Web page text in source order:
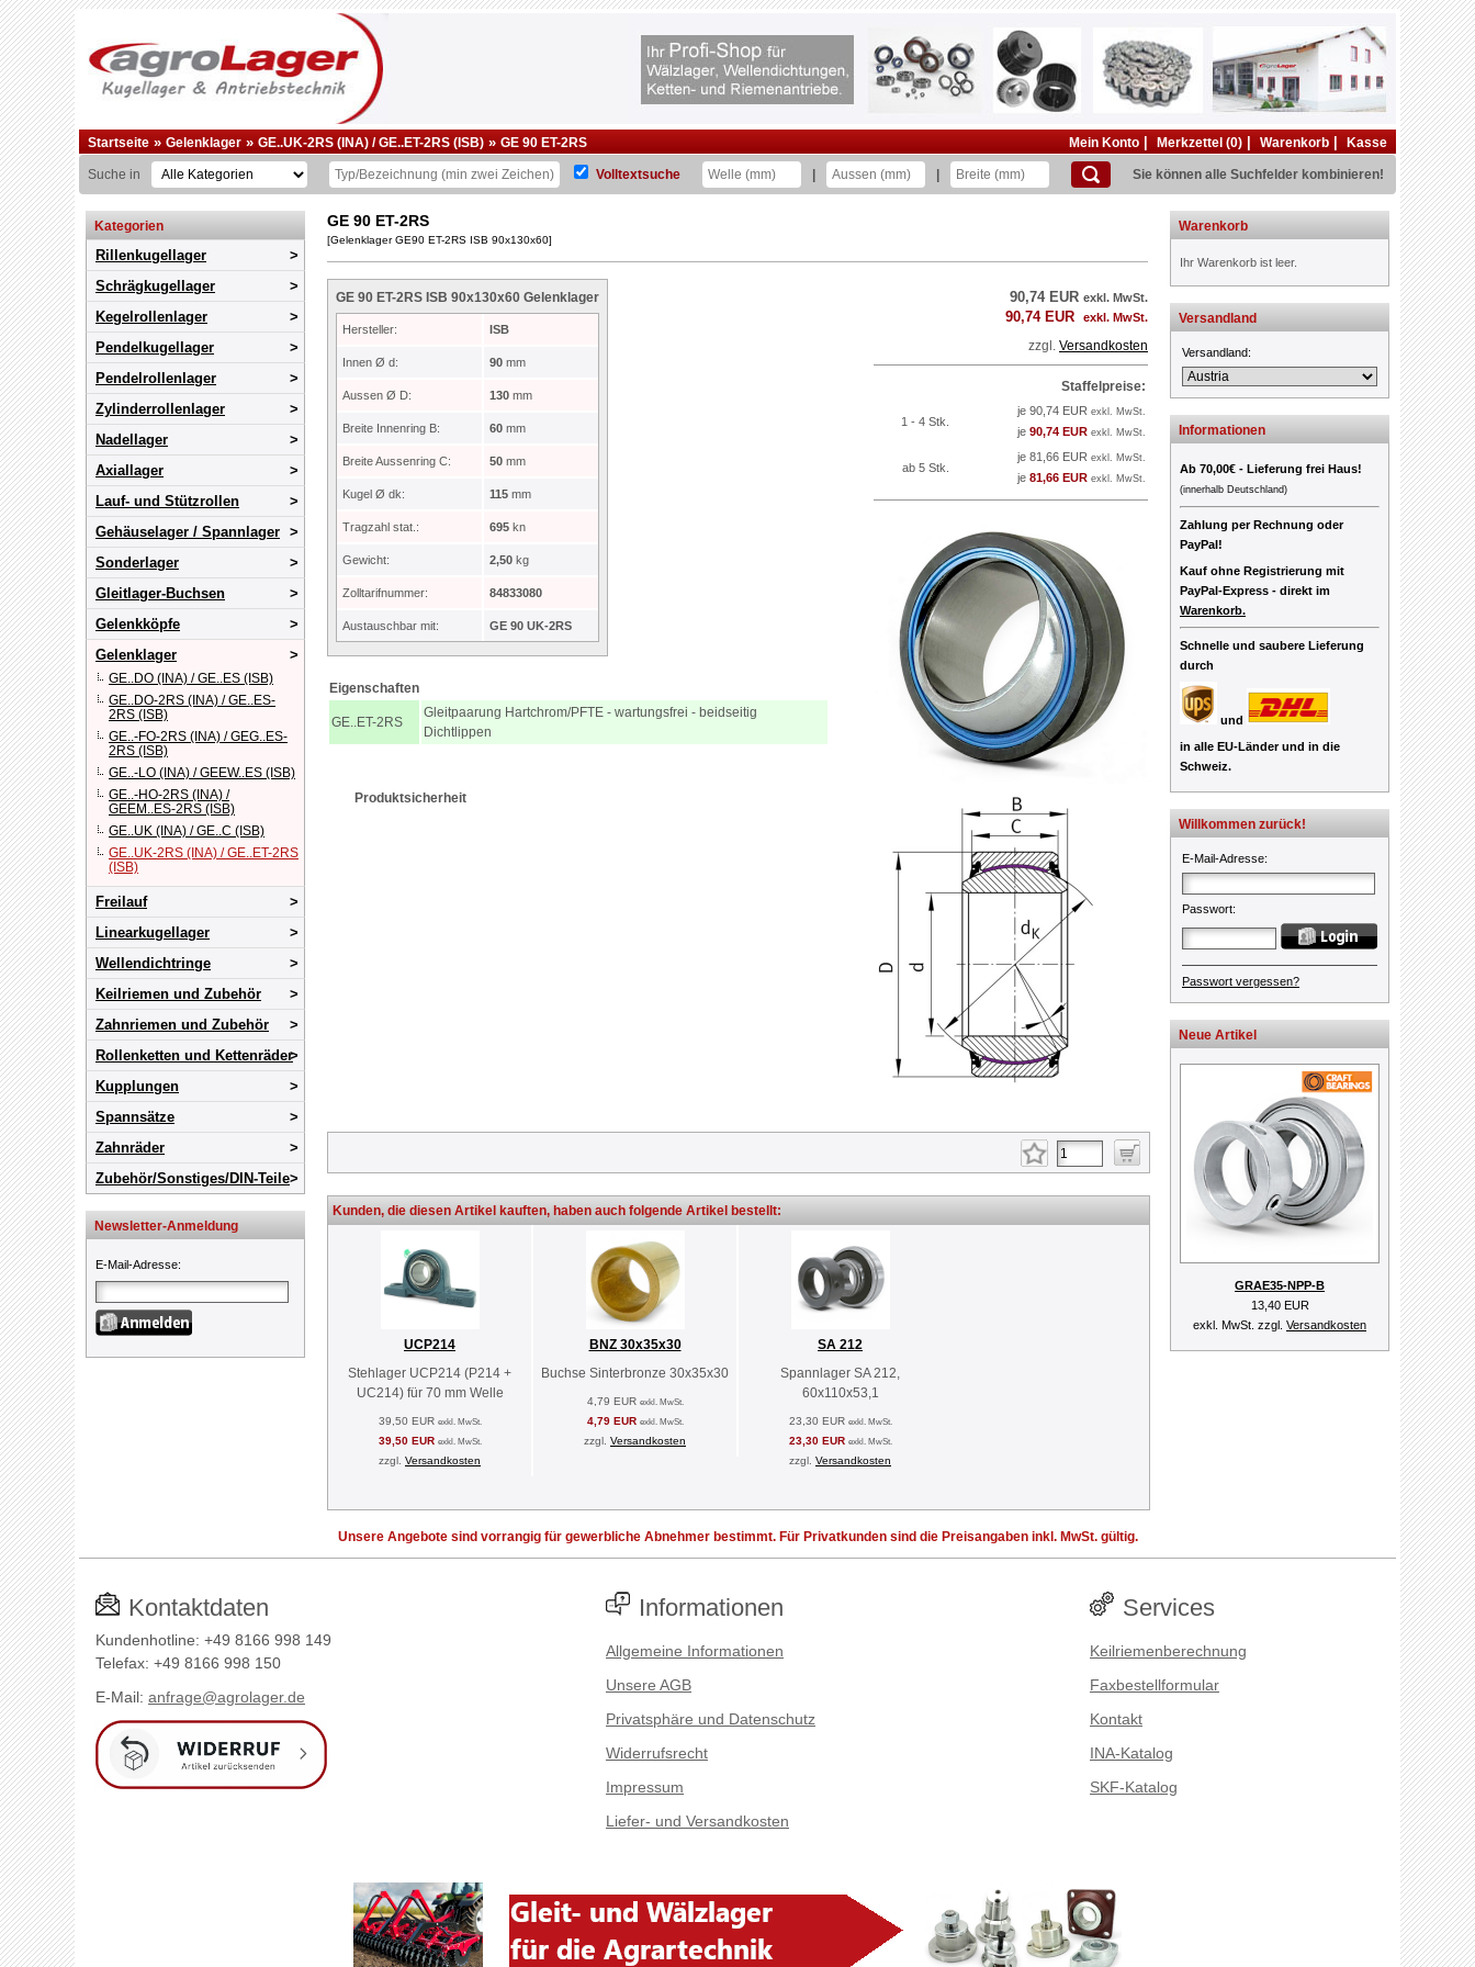
Startseite » Gelenklager » GE..UK-2RS (INA) / GE..ET-2RS (ISB) » GE 90 ET-2RS Mein Konto Merkzettel (0) Warenkorb Kasse
Suche in Volltextsuche Sie können alle Suchfelder kombinieren!
Kategorien
Rillenkugellager
Schrägkugellager
Kegelrollenlager
Pendelkugellager
Pendelrollenlager
Zylinderrollenlager
Nadellager
Axiallager
Lauf- und Stützrollen
Gehäuselager / Spannlager
Sonderlager
Gleitlager-Buchsen
Gelenkköpfe
Gelenklager
GE..DO (INA) / GE..ES (ISB)
GE..DO-2RS (INA) / GE..ES-
2RS (ISB)
GE..-FO-2RS (INA) / GEG..ES-
2RS (ISB)
GE..-LO (INA) / GEEW..ES (ISB)
GE..-HO-2RS (INA) /
GEEM..ES-2RS (ISB)
GE..UK (INA) / GE..C (ISB)
GE..UK-2RS (INA) / GE..ET-2RS
(ISB)
Freilauf
Linearkugellager
Wellendichtringe
Keilriemen und Zubehör
Zahnriemen und Zubehör
Rollenketten und Kettenräder
Kupplungen
Spannsätze
Zahnräder
Zubehör/Sonstiges/DIN-Teile
Newsletter-Anmeldung
E-Mail-Adresse:
GE 90 ET-2RS
[Gelenklager GE90 ET-2RS ISB 90x130x60]
GE 90 ET-2RS ISB 90x130x60 Gelenklager
Hersteller: ISB
Innen Ø d: 90 mm
Aussen Ø D: 130 mm
Breite Innenring B: 60 mm
Breite Aussenring C: 50 mm
Kugel Ø dk: 115 mm
Tragzahl stat.: 695 kn
Gewicht: 2,50 kg
Zolltarifnummer: 84833080
Austauschbar mit: GE 90 UK-2RS
Eigenschaften
GE..ET-2RS
Gleitpaarung Hartchrom/PFTE - wartungsfrei - beidseitig
Dichtlippen
Produktsicherheit
90,74 EUR exkl. MwSt.
90,74 EUR exkl. MwSt.
zzgl. Versandkosten
Staffelpreise:
1 - 4 Stk.
je 90,74 EUR exkl. MwSt.
je 90,74 EUR exkl. MwSt.
ab 5 Stk.
je 81,66 EUR exkl. MwSt.
je 81,66 EUR exkl. MwSt.
Kunden, die diesen Artikel kauften, haben auch folgende Artikel bestellt:
UCP214
Stehlager UCP214 (P214 +
UC214) für 70 mm Welle
39,50 EUR exkl. MwSt.
39,50 EUR exkl. MwSt.
zzgl. Versandkosten
BNZ 30x35x30
Buchse Sinterbronze 30x35x30
4,79 EUR exkl. MwSt.
4,79 EUR exkl. MwSt.
zzgl. Versandkosten
SA 212
Spannlager SA 212,
60x110x53,1
23,30 EUR exkl. MwSt.
23,30 EUR exkl. MwSt.
zzgl. Versandkosten
Warenkorb
Ihr Warenkorb ist leer.
Versandland
Versandland:
Informationen
Ab 70,00€ - Lieferung frei Haus!
(innerhalb Deutschland)
Zahlung per Rechnung oder
PayPal!
Kauf ohne Registrierung mit
PayPal-Express - direkt im
Warenkorb.
Schnelle und saubere Lieferung
durch
und
in alle EU-Länder und in die
Schweiz.
Willkommen zurück!
E-Mail-Adresse:
Passwort:
Passwort vergessen?
Neue Artikel
GRAE35-NPP-B
13,40 EUR
exkl. MwSt. zzgl. Versandkosten
Unsere Angebote sind vorrangig für gewerbliche Abnehmer bestimmt. Für Privatkunden sind die Preisangaben inkl. MwSt. gültig.
Kontaktdaten
Kundenhotline: +49 8166 998 149
Telefax: +49 8166 998 150
E-Mail: anfrage@agrolager.de
Informationen
Allgemeine Informationen
Unsere AGB
Privatsphäre und Datenschutz
Widerrufsrecht
Impressum
Liefer- und Versandkosten
Services
Keilriemenberechnung
Faxbestellformular
Kontakt
INA-Katalog
SKF-Katalog